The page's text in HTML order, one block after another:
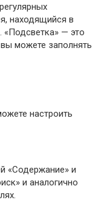
находящийся в
«Подсветка» — это
можете заполнять
настроить
«Содержание» и
и аналогично